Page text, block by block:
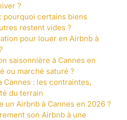
?
pourquoi certains biens
restent vides ?
pour louer en Airbnb à
saisonnière à Cannes en
ou marché saturé ?
Cannes : les contraintes,
du terrain
un Airbnb à Cannes en 2026 ?
son Airbnb à une